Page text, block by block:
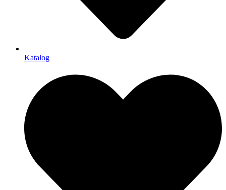
Katalog